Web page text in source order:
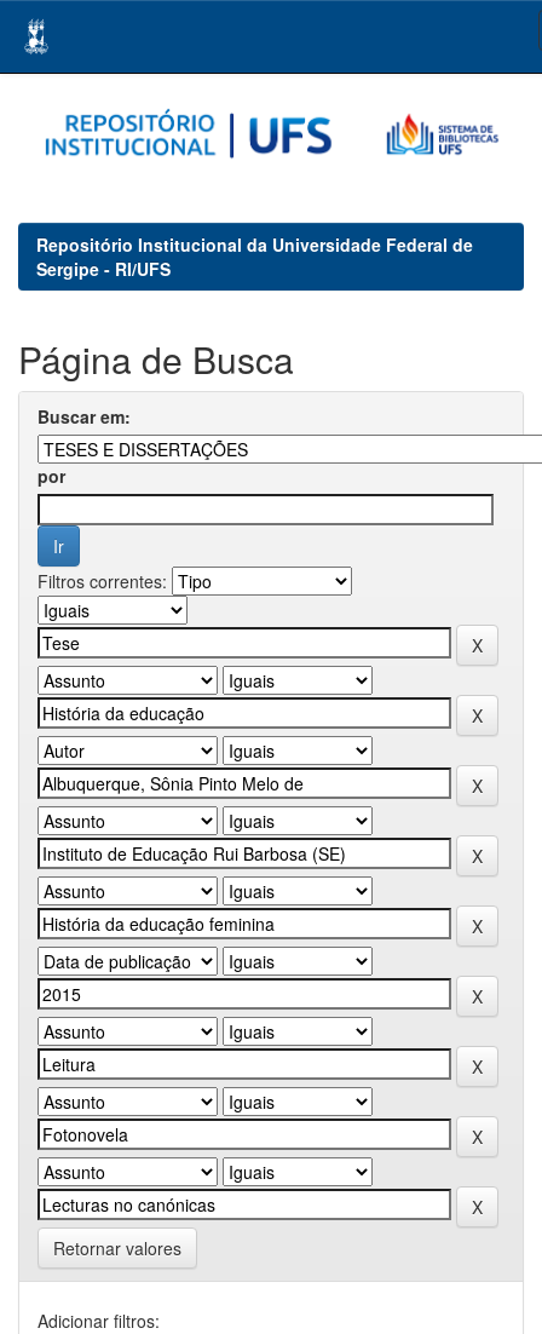
navigation
Repositório Institucional da Universidade Federal de
Sergipe - RI/UFS
Página de Busca
Buscar em:
por
Filtros correntes:
Retornar valores
Adicionar filtros: